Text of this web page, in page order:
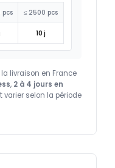
pcs ≤ 2500 pcs
10 j
livraison en France
, 2 à 4 jours en
varier selon la période